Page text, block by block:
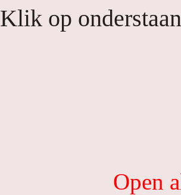
Klik op
Open